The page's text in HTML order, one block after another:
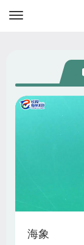
海象
海象